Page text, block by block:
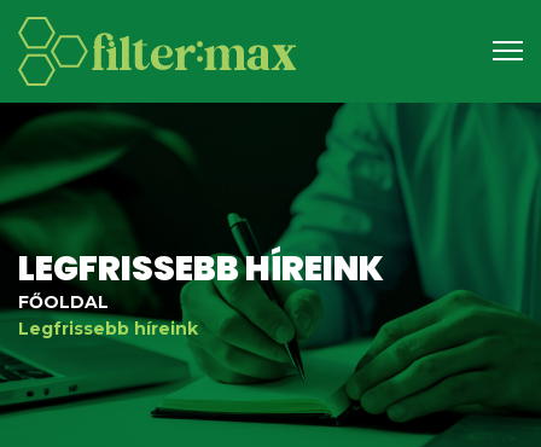
LEGFRISSEBB HÍREINK
FŐOLDAL
Legfrissebb híreink